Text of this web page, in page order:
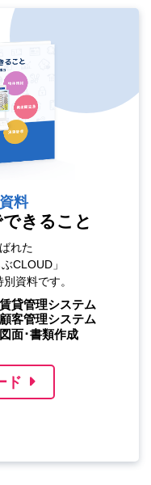
料
きること
れた
CLOUD」
資料です。
賃貸管理システム
顧客管理システム
図面･書類作成
ド